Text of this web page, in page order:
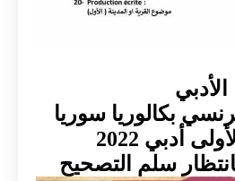
الأدبي
بكالوريا سوريا
أدبي 2022
سلم التصحيح